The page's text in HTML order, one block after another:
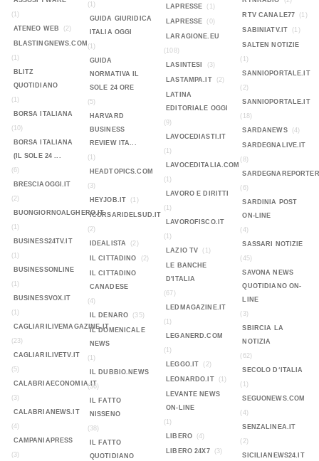
(1)
ATENEO WEB
(2)
BLASTINGNEWS.COM
(1)
BLITZ
QUOTIDIANO
(1)
BORSA ITALIANA
(10)
BORSA ITALIANA
(IL SOLE 24 ...
(6)
BRESCIAOGGI.IT
(2)
BUONGIORNOALGHERO.IT
(1)
BUSINESS24TV.IT
(1)
BUSINESSONLINE
(1)
BUSINESSVOX.IT
(1)
CAGLIARILIVEMAGAZINE.IT
(23)
CAGLIARILIVETV.IT
(5)
CALABRIAECONOMIA.IT
(3)
CALABRIANEWS.IT
(4)
CAMPANIAPRESS
(3)
(1)
GUIDA GIURIDICA
ITALIA OGGI
(1)
GUIDA
NORMATIVA IL
SOLE 24 ORE
(5)
HARVARD
BUSINESS
REVIEW ITA...
(1)
HEADTOPICS.COM
(3)
HEYJOB.IT
(1)
ICORSARIDELSUD.IT
(2)
IDEALISTA
(2)
IL CITTADINO (2)
IL CITTADINO
CANADESE
(4)
IL DENARO
(35)
IL DOMENICALE
NEWS
(1)
IL DUBBIO.NEWS
(36)
IL FATTO
NISSENO
(38)
IL FATTO
QUOTIDIANO
LAPRESSE
(1)
LAPRESSE (0)
LARAGIONE.EU
(108)
LASINTESI
(3)
LASTAMPA.IT (2)
LATINA
EDITORIALE OGGI
(9)
LAVOCEDIASTI.IT
(1)
LAVOCEDITALIA.COM
(1)
LAVORO E DIRITTI
(1)
LAVOROFISCO.IT
(1)
LAZIO TV
(1)
LE BANCHE
D'ITALIA
(67)
LEDMAGAZINE.IT
(1)
LEGANERD.COM
(1)
LEGGO.IT
(2)
LEONARDO.IT (1)
LEVANTE NEWS
ON-LINE
(1)
LIBERO
(4)
LIBERO 24X7 (3)
RTV CANALE77 (1)
SABINIATV.IT (1)
SALTEN NOTIZIE
(1)
SANNIOPORTALE.IT
(2)
SANNIOPORTALE.IT
(18)
SARDANEWS
(4)
SARDEGNALIVE.IT
(8)
(6)
SARDINIA POST
ON-LINE
(4)
SASSARI NOTIZIE
(45)
SAVONA NEWS
QUOTIDIANO ON-
LINE
(3)
SBIRCIA LA
NOTIZIA
(62)
SECOLO D‘ITALIA
(1)
SEGUONEWS.COM
(4)
SENZALINEA.IT
(2)
SICILIANEWS24.IT